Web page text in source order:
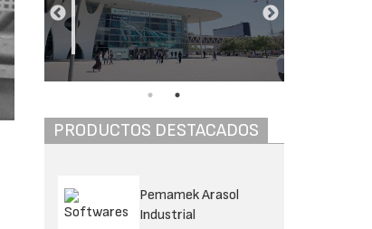
PRODUCTOS DESTACADOS
Pemamek Arasol
Industrial